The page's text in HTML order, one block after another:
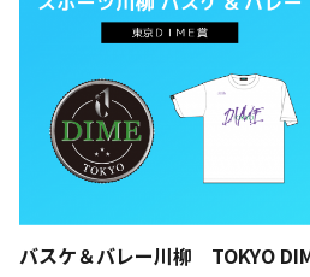
バスケ＆バレー川柳 TOKYO